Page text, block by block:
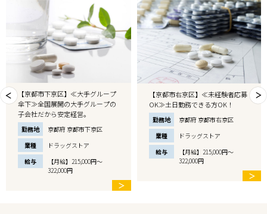
【京都市下京区】≪大手グループ
傘下≫全国展開の大手グループの
子会社だから安定経営。
勤務地
京都府 京都市下京区
業種
ドラッグストア
給与
【月給】215,000円～
322,000円
＞
【京都市右京区】≪未経験者応募
OK≫土日勤務できる方OK！
勤務地
京都府 京都市右京区
業種
ドラッグストア
給与
【月給】215,000円～
322,000円
＞